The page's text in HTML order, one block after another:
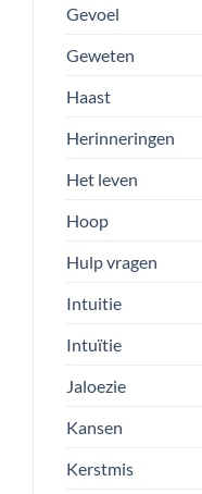
Gevoel
Geweten
Haast
Herinneringen
Het leven
Hoop
Hulp vragen
Intuitie
Intuïtie
Jaloezie
Kansen
Kerstmis